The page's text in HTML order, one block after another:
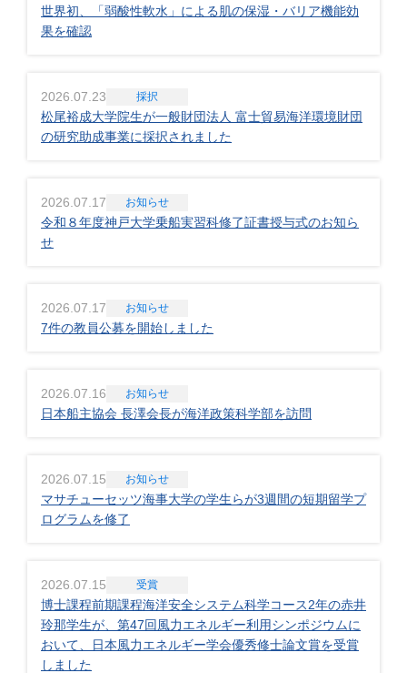
世界初、「弱酸性軟水」による肌の保湿・バリア機能効
果を確認
2026.07.23 採択
松尾裕成大学院生が一般財団法人 富士貿易海洋環境財団
の研究助成事業に採択されました
2026.07.17 お知らせ
令和８年度神戸大学乗船実習科修了証書授与式のお知ら
せ
2026.07.17 お知らせ
7件の教員公募を開始しました
2026.07.16 お知らせ
日本船主協会 長澤会長が海洋政策科学部を訪問
2026.07.15 お知らせ
マサチューセッツ海事大学の学生らが3週間の短期留学プ
ログラムを修了
2026.07.15 受賞
博士課程前期課程海洋安全システム科学コース2年の赤井
玲那学生が、第47回風力エネルギー利用シンポジウムに
おいて、日本風力エネルギー学会優秀修士論文賞を受賞
しました